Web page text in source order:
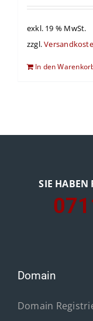
exkl. 19 % MwSt.
zzgl.
In den
SIE HABEN
Domain
Domain